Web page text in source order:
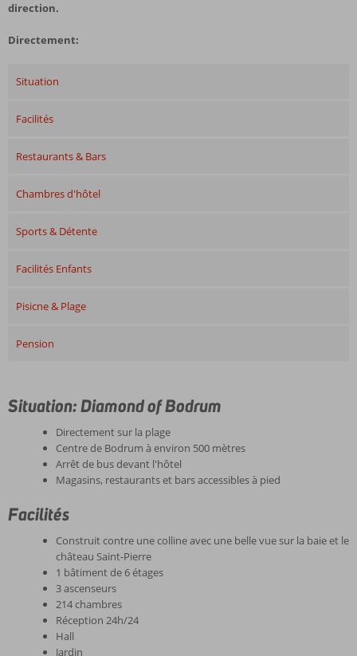
direction.
Directement:
Situation
Facilités
Restaurants & Bars
Chambres d'hôtel
Sports & Détente
Facilités Enfants
Pisicne & Plage
Pension
Situation: Diamond of Bodrum
Directement sur la plage
Centre de Bodrum à environ 500 mètres
Arrêt de bus devant l'hôtel
Magasins, restaurants et bars accessibles à pied
Facilités
Construit contre une colline avec une belle vue sur la baie et le
château Saint-Pierre
1 bâtiment de 6 étages
3 ascenseurs
214 chambres
Réception 24h/24
Hall
Jardin